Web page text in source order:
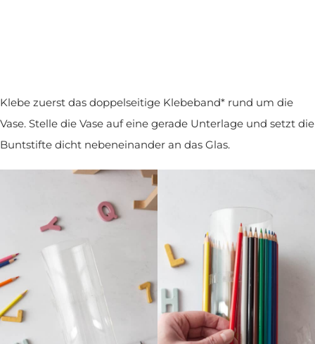
Klebe zuerst das doppelseitige Klebeband* rund um die
Vase. Stelle die Vase auf eine gerade Unterlage und setzt die
Buntstifte dicht nebeneinander an das Glas.